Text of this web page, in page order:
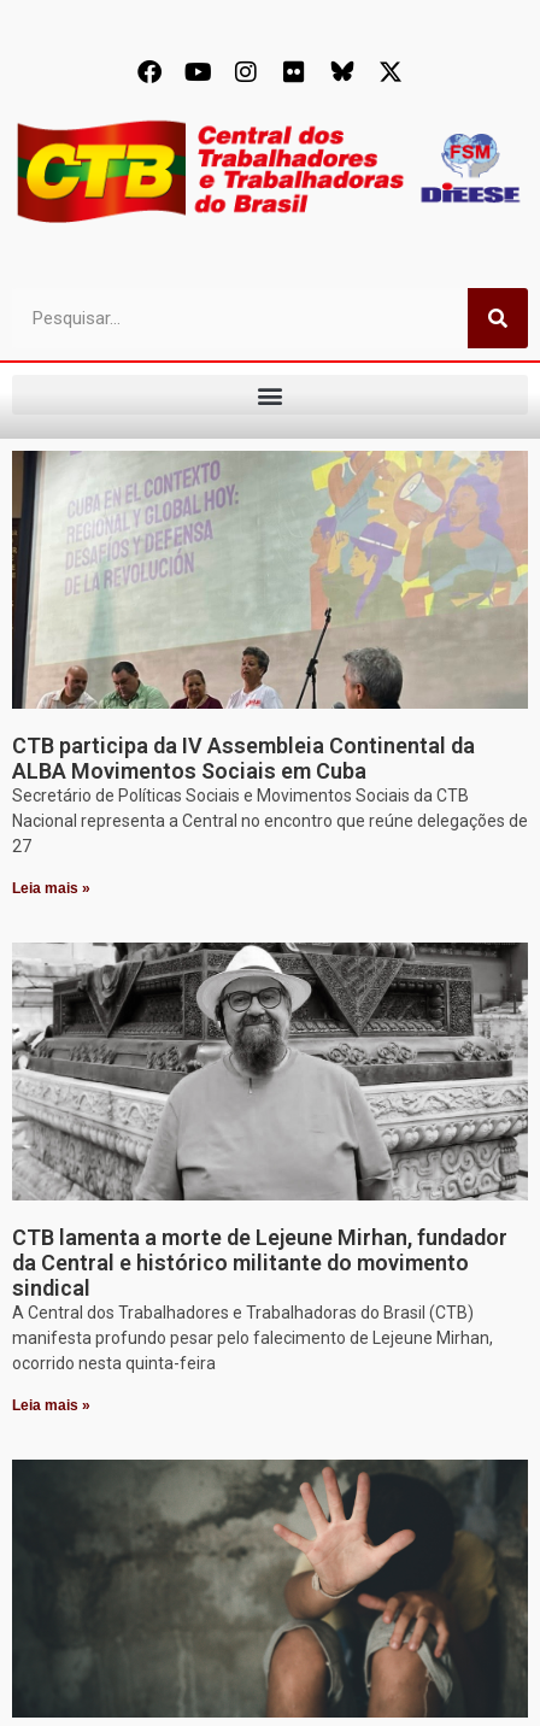
CTB participa da IV Assembleia Continental da
ALBA Movimentos Sociais em Cuba
Secretário de Políticas Sociais e Movimentos Sociais da CTB
Nacional representa a Central no encontro que reúne delegações de
27
Leia mais »
CTB lamenta a morte de Lejeune Mirhan, fundador
da Central e histórico militante do movimento
sindical
A Central dos Trabalhadores e Trabalhadoras do Brasil (CTB)
manifesta profundo pesar pelo falecimento de Lejeune Mirhan,
ocorrido nesta quinta-feira
Leia mais »